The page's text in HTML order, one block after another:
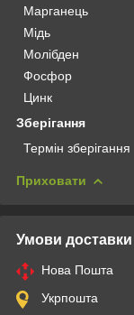
Марганець
Мідь
Молібден
Фосфор
Цинк
Зберігання
Термін зберігання
Приховати
Умови доставки
Нова Пошта
Укрпошта